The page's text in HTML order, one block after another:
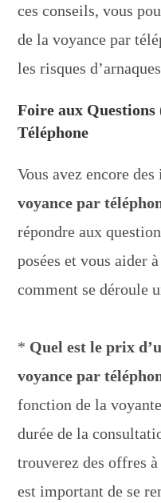
ces conseils, vous
de la voyance par
les risques
Foire aux
Téléphone
Vous avez encore
voyance par
répondre aux
posées et vous aider
comment se déroule
* Quel est le prix
voyance par
fonction de la
durée de la
trouverez des offres
est important de se